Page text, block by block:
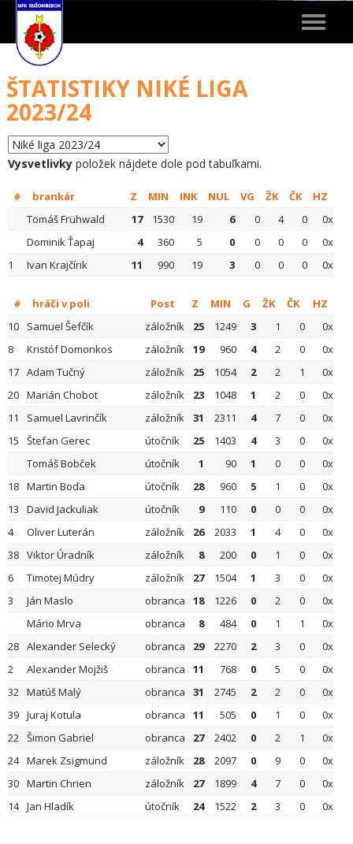
Toggle
ŠTATISTIKY NIKÉ LIGA
2023/24
Vysvetlivky položek nájdete dole pod tabuľkami.
# brankár Z MIN INK NUL VG ŽK ČK
HZ
Tomáš Frühwald
17 1530 19 6 0 4 0
0x
Dominik Ťapaj
4 360 5 0 0 0 0
0x
1
Ivan Krajčírik 11 990 19 3 0 0 0 0x
# hráči v poli Post Z MIN G ŽK ČK
HZ
10
Samuel Šefčík záložník 25 1249 3 1 0
0x
8
Kristóf Domonkos záložník 19 960 4 2 0
0x
17 Adam Tučný záložník 25 1054 2 2 1
0x
20 Marián Chobot záložník 23 1048 1 2 0
0x
11
Samuel Lavrinčík záložník 31 2311 4 7 0
0x
15
Štefan Gerec útočník 25 1403 4 3 0
0x
Tomáš Bobček
útočník 1 90 1 0 0
0x
18 Martin Boďa útočník 28 960 5 1 0
0x
13
David Jackuliak útočník 9 110 0 0 0
0x
4
Oliver Luterán záložník 26 2033 1 4 0
0x
38 Viktor Úradník záložník 8 200 0 1 0
0x
6
Timotej Múdry záložník 27 1504 1 3 0
0x
3
Ján Maslo obranca 18 1226 0 2 0
0x
Mário Mrva
obranca 8 484 0 1 1
0x
28 Alexander Selecký obranca 29 2270 2 3 0
0x
2
Alexander Mojžiš obranca 11 768 0 5 0
0x
32 Matúš Malý obranca 31 2745 2 2 0
0x
39 Juraj Kotula obranca 11 505 0 1 0
0x
22 Šimon Gabriel obranca 27 2402 0 2 1
0x
24 Marek Zsigmund záložník 28 2097 0 9 0
0x
30 Martin Chrien záložník 27 1899 4 7 0
0x
14 Jan Hladík útočník 24 1522 2 3 0 0x